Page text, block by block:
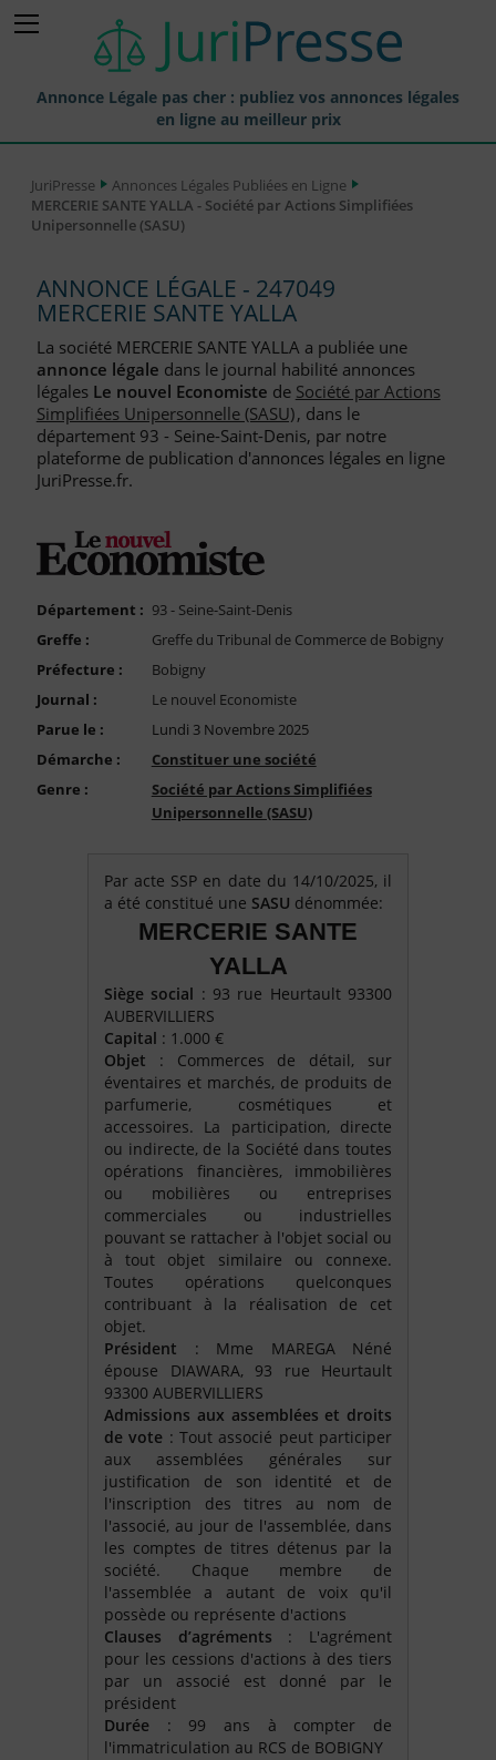
Annonce Légale pas cher : publiez vos annonces légales
en ligne au meilleur prix
Annonces Légales Publiées
Journaux Habilités (JAL) Annonces Légales
Liste des Greffes
Liste des CCI
Le Blog pour les Entreprises
Nous Contacter
JuriPresse
Annonces Légales Publiées en Ligne
MERCERIE SANTE YALLA - Société par Actions Simplifiées
Unipersonnelle (SASU)
ANNONCE LÉGALE - 247049
MERCERIE SANTE YALLA
La société MERCERIE SANTE YALLA a publiée une
annonce légale dans le journal habilité annonces
légales Le nouvel Economiste de Société par Actions
Simplifiées Unipersonnelle (SASU), dans le
département 93 - Seine-Saint-Denis, par notre
plateforme de publication d'annonces légales en ligne
JuriPresse.fr.
Département : 93 - Seine-Saint-Denis
Greffe :
Greffe du Tribunal de Commerce de Bobigny
Préfecture :
Bobigny
Journal :
Le nouvel Economiste
Parue le :
Lundi 3 Novembre 2025
Démarche :
Constituer une société
Genre :
Société par Actions Simplifiées
Unipersonnelle (SASU)
Par acte SSP en date du 14/10/2025, il
a été constitué une SASU dénommée:
MERCERIE SANTE
YALLA
Siège social : 93 rue Heurtault 93300
AUBERVILLIERS
Capital : 1.000 €
Objet : Commerces de détail, sur
éventaires et marchés, de produits de
parfumerie, cosmétiques et
accessoires. La participation, directe
ou indirecte, de la Société dans toutes
opérations financières, immobilières
ou mobilières ou entreprises
commerciales ou industrielles
pouvant se rattacher à l'objet social ou
à tout objet similaire ou connexe.
Toutes opérations quelconques
contribuant à la réalisation de cet
objet.
Président : Mme MAREGA Néné
épouse DIAWARA, 93 rue Heurtault
93300 AUBERVILLIERS
Admissions aux assemblées et droits
de vote : Tout associé peut participer
aux assemblées générales sur
justification de son identité et de
l'inscription des titres au nom de
l'associé, au jour de l'assemblée, dans
les comptes de titres détenus par la
société. Chaque membre de
l'assemblée a autant de voix qu'il
possède ou représente d'actions
Clauses d’agréments : L'agrément
pour les cessions d'actions à des tiers
par un associé est donné par le
président
Durée : 99 ans à compter de
l'immatriculation au RCS de BOBIGNY